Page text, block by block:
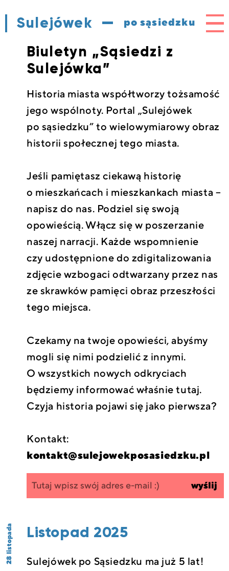
Sulejówek po sąsiedzku
Biuletyn „Sąsiedzi z
Sulejówka”
Historia miasta współtworzy tożsamość
jego wspólnoty. Portal „Sulejówek
po sąsiedzku” to wielowymiarowy obraz
historii społecznej tego miasta.
Jeśli pamiętasz ciekawą historię
o mieszkańcach i mieszkankach miasta –
napisz do nas. Podziel się swoją
opowieścią. Włącz się w poszerzanie
naszej narracji. Każde wspomnienie
czy udostępnione do zdigitalizowania
zdjęcie wzbogaci odtwarzany przez nas
ze skrawków pamięci obraz przeszłości
tego miejsca.
Czekamy na twoje opowieści, abyśmy
mogli się nimi podzielić z innymi.
O wszystkich nowych odkryciach
będziemy informować właśnie tutaj.
Czyja historia pojawi się jako pierwsza?
Kontakt:
kontakt@sulejowekposasiedzku.pl
Zapisz się
do
wpisz
swój
wyślij
28 listopada Listopad 2025
Sulejówek po Sąsiedzku ma już 5 lat!